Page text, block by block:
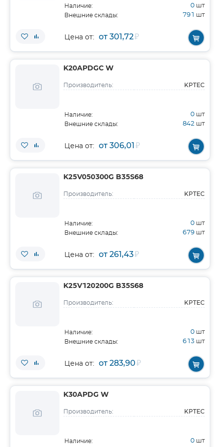
Наличие: 0 шт
Внешние склады: 791 шт
Цена от: от 301,72₽
K20APDGC W
Производитель: KPTEC
Наличие: 0 шт
Внешние склады: 842 шт
Цена от: от 306,01₽
K25V050300G B35S68
Производитель: KPTEC
Наличие: 0 шт
Внешние склады: 679 шт
Цена от: от 261,43₽
K25V120200G B35S68
Производитель: KPTEC
Наличие: 0 шт
Внешние склады: 613 шт
Цена от: от 283,90₽
K30APDG W
Производитель: KPTEC
Наличие: 0 шт